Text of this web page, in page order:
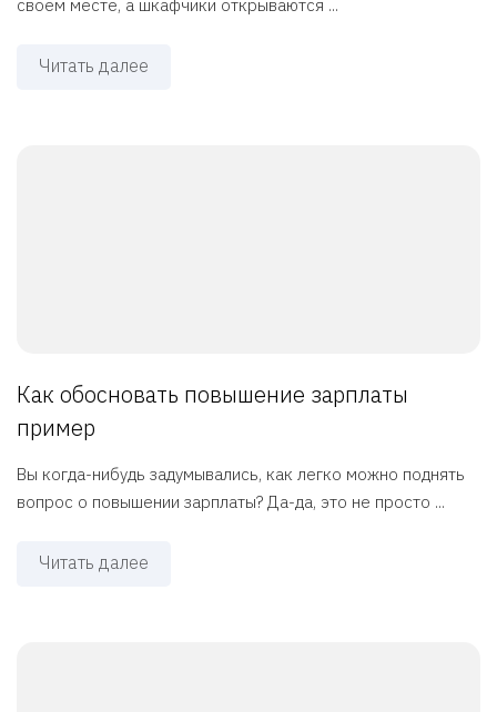
своем месте, а шкафчики открываются ...
Читать далее
Как обосновать повышение зарплаты
пример
Вы когда-нибудь задумывались, как легко можно поднять
вопрос о повышении зарплаты? Да-да, это не просто ...
Читать далее